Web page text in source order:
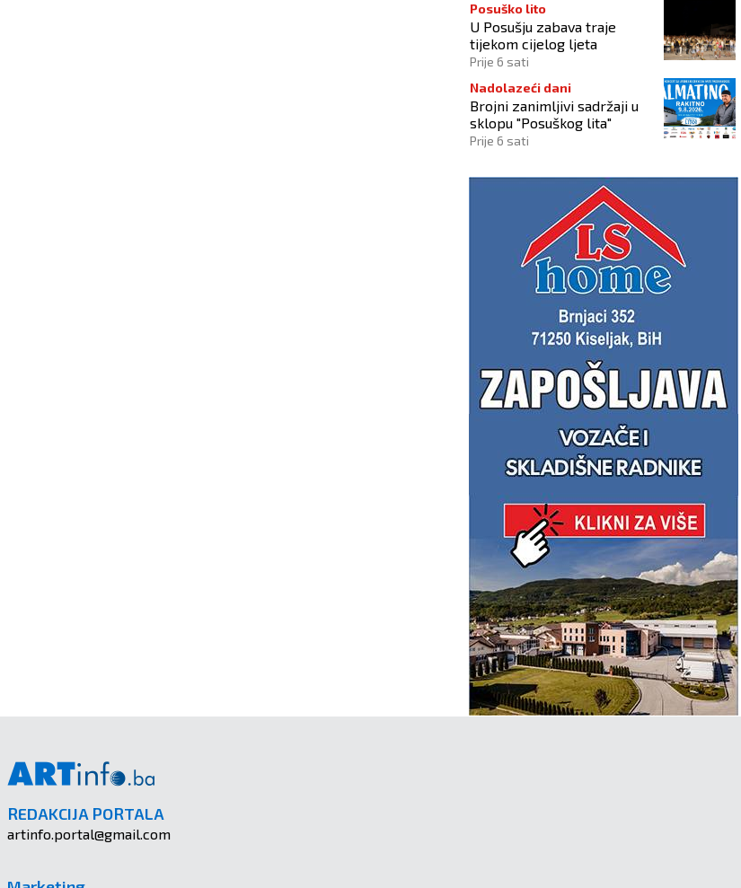
Posuško lito
U Posušju zabava traje
tijekom cijelog ljeta
Prije 6 sati
Nadolazeći dani
Brojni zanimljivi sadržaji u
sklopu "Posuškog lita"
Prije 6 sati
REDAKCIJA PORTALA
artinfo.portal@gmail.com